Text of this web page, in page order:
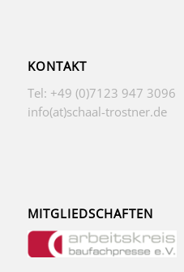
KONTAKT
Tel: +49 (0)7123 947 3096
info(at)schaal-trostner.de
MITGLIEDSCHAFTEN